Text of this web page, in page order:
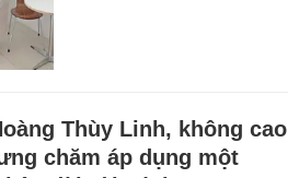
Thùy Linh, không cao
chăm áp dụng một